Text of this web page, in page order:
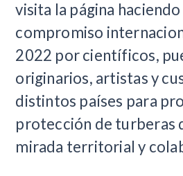
visita la página haciendo
compromiso
2022 por científicos,
originarios, artistas y
distintos países para
protección de turberas
mirada territorial y